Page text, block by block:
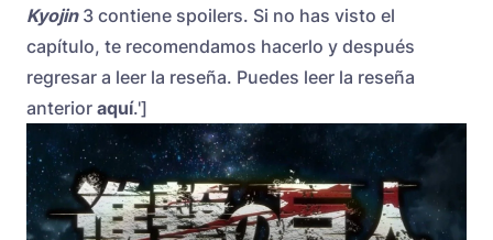
Kyojin3 contiene spoilers. Si no has visto el
capítulo, te recomendamos hacerlo y después
regresar a leer la reseña. Puedes leer la reseña
anterior aquí.']